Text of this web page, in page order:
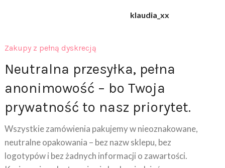
klaudia_xx
Zakupy z pełną dyskrecją
Neutralna przesyłka, pełna
anonimowość – bo Twoja
prywatność to nasz priorytet.
Wszystkie zamówienia pakujemy w nieoznakowane,
neutralne opakowania – bez nazw sklepu, bez
logotypów i bez żadnych informacji o zawartości.